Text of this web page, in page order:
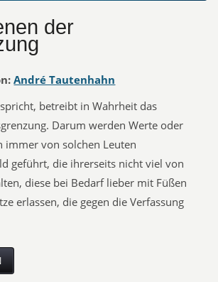
der
André Tautenhahn
betreibt in Wahrheit das
Darum werden Werte oder
immer von solchen Leuten
geführt, die ihrerseits nicht viel von
diese bei Bedarf lieber mit Füßen
erlassen, die gegen die Verfassung